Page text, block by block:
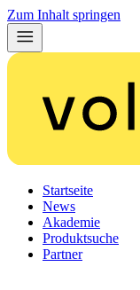
Zum Inhalt springen
Startseite
News
Akademie
Produktsuche
Partner